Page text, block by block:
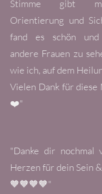
Stimme gibt
Orientierung und
fand es schön und
andere Frauen zu
wie ich, auf dem
Vielen Dank für diese
❤️"
"Danke dir nochmal
Herzen für dein Sein
🧡🧡🧡🧡"